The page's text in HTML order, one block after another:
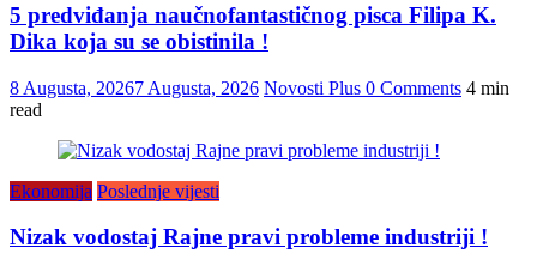
5 predviđanja naučnofantastičnog pisca Filipa K.
Dika koja su se obistinila !
8 Augusta, 20267 Augusta, 2026 Novosti Plus 0 Comments 4 min
read
Ekonomija Poslednje vijesti
Nizak vodostaj Rajne pravi probleme industriji !